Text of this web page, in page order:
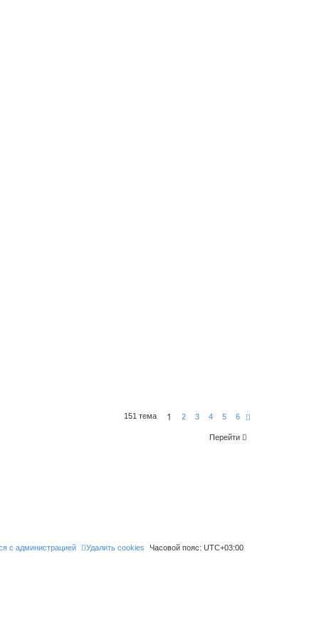
151 тема 1 2 3 4 5 6
Перейти
Часовой пояс: UTC+03:00
Удалить cookies
с администрацией